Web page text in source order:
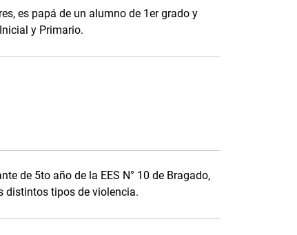
es papá de un alumno de 1er grado y
y Primario.
de 5to año de la EES N° 10 de Bragado,
distintos tipos de violencia.